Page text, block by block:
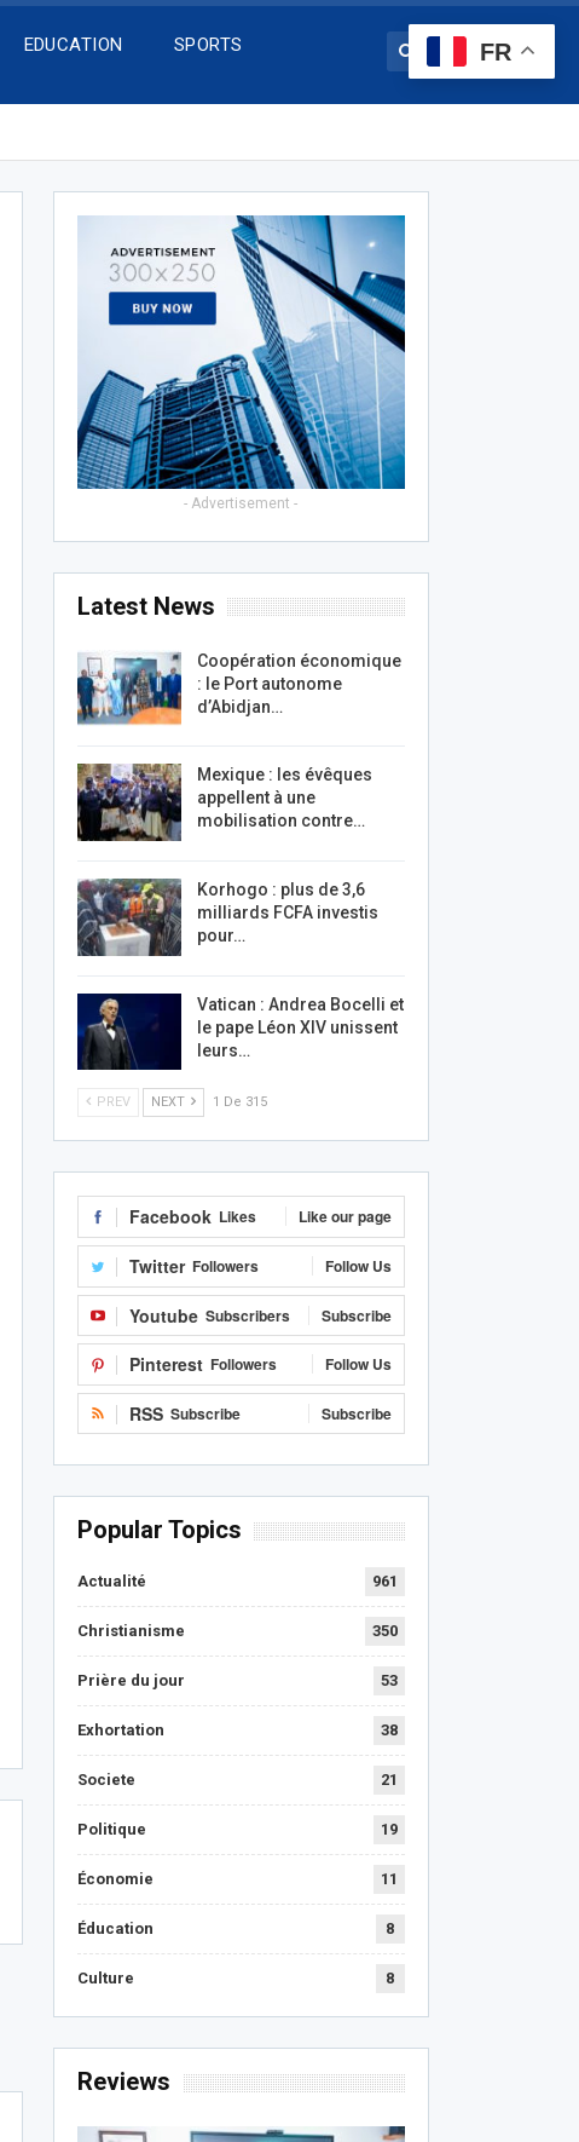
EDUCATION
SPORTS
- Advertisement -
Latest News
Coopération économique
: le Port autonome
d’Abidjan…
Mexique : les évêques
appellent à une
mobilisation contre…
Korhogo : plus de 3,6
milliards FCFA investis
pour…
Vatican : Andrea Bocelli et
le pape Léon XIV unissent
leurs…
PREV NEXT 1 De 315
Facebook Likes Like our page
Twitter Followers Follow Us
Youtube Subscribers Subscribe
Pinterest Followers Follow Us
RSS Subscribe Subscribe
Popular Topics
Actualité 961
Christianisme 350
Prière du jour 53
Exhortation 38
Societe 21
Politique 19
Économie 11
Éducation 8
Culture 8
Reviews
FR